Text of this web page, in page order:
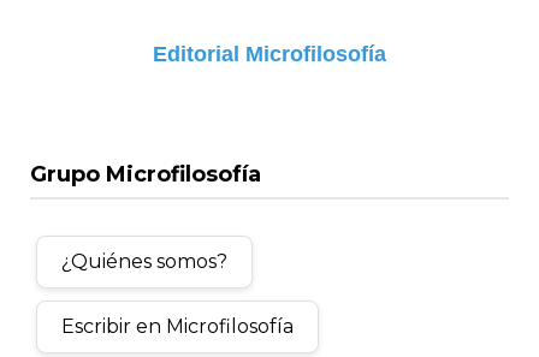
Editorial Microfilosofía
Grupo Microfilosofía
¿Quiénes somos?
Escribir en Microfilosofía